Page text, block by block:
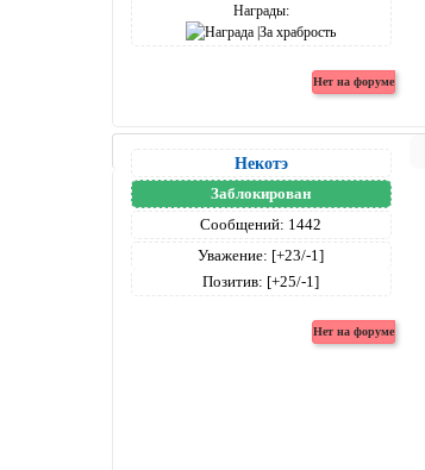
Награды:
Некотэ
Заблокирован
Сообщений: 1442
Уважение: [+23/-1]
Позитив: [+25/-1]